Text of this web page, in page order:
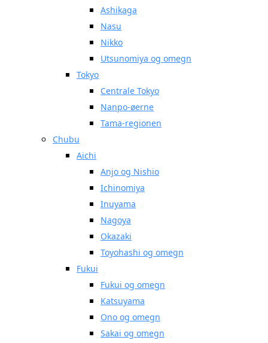
Ashikaga
Nasu
Nikko
Utsunomiya og omegn
Tokyo
Centrale Tokyo
Nanpo-øerne
Tama-regionen
Chubu
Aichi
Anjo og Nishio
Ichinomiya
Inuyama
Nagoya
Okazaki
Toyohashi og omegn
Fukui
Fukui og omegn
Katsuyama
Ono og omegn
Sakai og omegn